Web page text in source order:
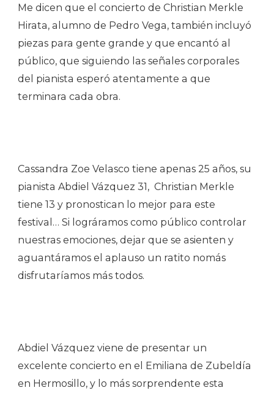
Me dicen que el concierto de Christian Merkle
Hirata, alumno de Pedro Vega, también incluyó
piezas para gente grande y que encantó al
público, que siguiendo las señales corporales
del pianista esperó atentamente a que
terminara cada obra.
Cassandra Zoe Velasco tiene apenas 25 años, su
pianista Abdiel Vázquez 31, Christian Merkle
tiene 13 y pronostican lo mejor para este
festival… Si lográramos como público controlar
nuestras emociones, dejar que se asienten y
aguantáramos el aplauso un ratito nomás
disfrutaríamos más todos.
Abdiel Vázquez viene de presentar un
excelente concierto en el Emiliana de Zubeldía
en Hermosillo, y lo más sorprendente esta